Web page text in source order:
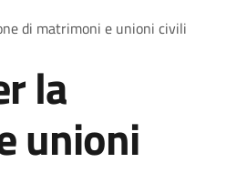
di matrimoni e unioni civili
la
unioni